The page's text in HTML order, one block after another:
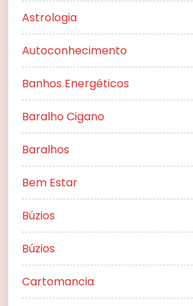
Astrologia
Autoconhecimento
Banhos Energéticos
Baralho Cigano
Baralhos
Bem Estar
Búzios
Búzios
Cartomancia